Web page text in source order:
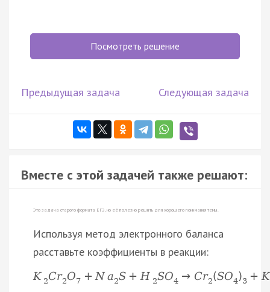
Посмотреть решение
Предыдущая задача Следующая задача
Вместе с этой задачей также решают:
Это задача старого формата ЕГЭ, но её полезно решить для хорошего понимания темы.
Используя метод электронного баланса
расставьте коэффициенты в реакции:
K 2Cr2O7 + Na2S + H 2SO4 → Cr2(SO4)3 + K